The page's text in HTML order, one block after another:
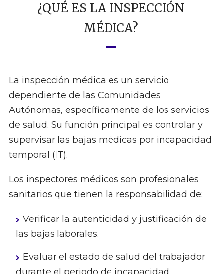
¿QUÉ ES LA INSPECCIÓN
MÉDICA?
La inspección médica es un servicio
dependiente de las Comunidades
Autónomas, específicamente de los servicios
de salud. Su función principal es controlar y
supervisar las bajas médicas por incapacidad
temporal (IT).
Los inspectores médicos son profesionales
sanitarios que tienen la responsabilidad de:
Verificar la autenticidad y justificación de
las bajas laborales.
Evaluar el estado de salud del trabajador
durante el periodo de incapacidad